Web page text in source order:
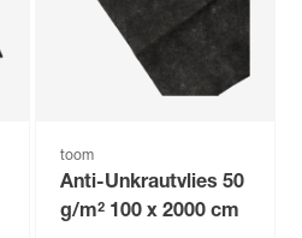
toom
Anti-Unkrautvlies 50
g/m² 100 x 2000 cm